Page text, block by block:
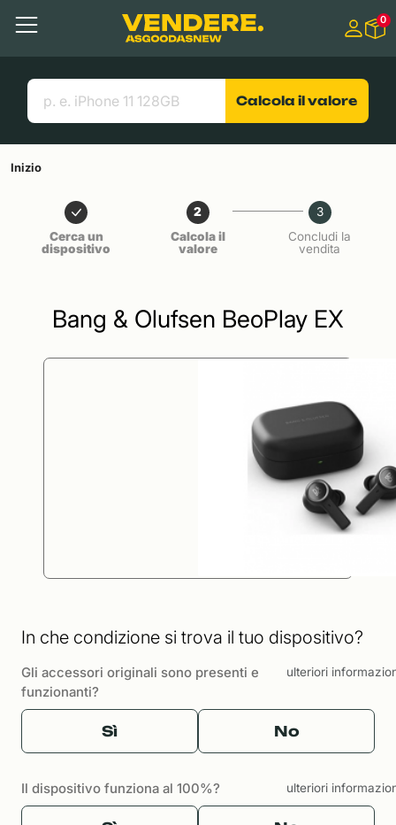
Contenuto principale
Menu
Cerca
Link utili
0
Calcola il valore
Inizio
Cerca un
dispositivo
2
Calcola il
valore
3
Concludi la
vendita
Bang & Olufsen BeoPlay EX
In che condizione si trova il tuo dispositivo?
Gli accessori originali sono presenti e
funzionanti?
ulteriori
Sì No
Il dispositivo funziona al 100%? ulteriori